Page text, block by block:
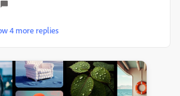
4 more replies